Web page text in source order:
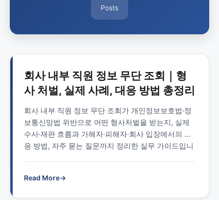
Posts
회사 내부 직원 정보 무단 조회｜형
사 처벌, 실제 사례, 대응 방법 총정리
회사 내부 직원 정보 무단 조회가 개인정보보호법·정
보통신망법 위반으로 어떤 형사처벌을 받는지, 실제
수사·재판 흐름과 가해자·피해자·회사 입장에서의 대
응 방법, 자주 묻는 질문까지 정리한 실무 가이드입니
Read More→